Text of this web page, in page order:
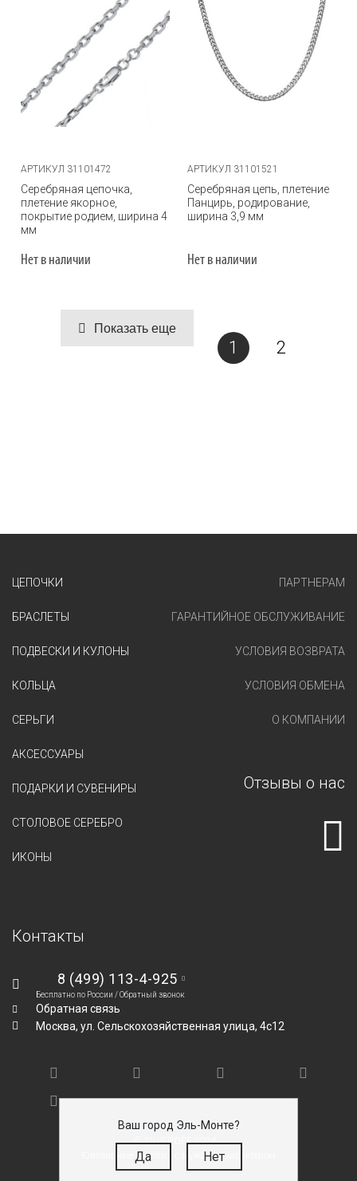
Ваш город Эль-Монте?
Да Нет
АРТИКУЛ 31101472
Серебряная цепочка,
плетение якорное,
покрытие родием, ширина 4
мм
Нет в наличии
АРТИКУЛ 31101521
Серебряная цепь, плетение
Панцирь, родирование,
ширина 3,9 мм
Нет в наличии
Показать еще
1 2
ЦЕПОЧКИ
БРАСЛЕТЫ
ПОДВЕСКИ И КУЛОНЫ
КОЛЬЦА
СЕРЬГИ
АКСЕССУАРЫ
ПОДАРКИ И СУВЕНИРЫ
СТОЛОВОЕ СЕРЕБРО
ИКОНЫ
ПАРТНЕРАМ
ГАРАНТИЙНОЕ ОБСЛУЖИВАНИЕ
УСЛОВИЯ ВОЗВРАТА
УСЛОВИЯ ОБМЕНА
О КОМПАНИИ
Отзывы о нас
Контакты
8 (499) 113-4-925
Бесплатно по России /Обратный звонок
Обратная связь
Москва, ул. Сельскохозяйственная улица, 4с12
© SILVEROFF 2026
Ювелирные изделия с мужским характером